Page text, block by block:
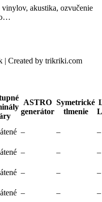
akustika, ozvučenie
| Created by trikriki.com
ASTRO
generátor
Symetrické
tlmenie
– –
–
– –
–
– –
–
– –
–